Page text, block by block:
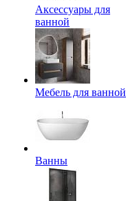
Аксессуары для
ванной
Мебель для ванной
Ванны